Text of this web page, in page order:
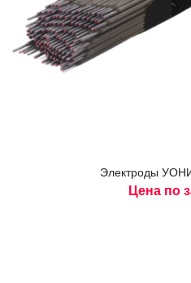
Элек­тро­ды
Цена по